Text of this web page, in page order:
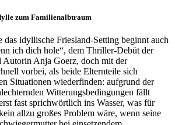
zum Familienalbtraum
idyllische Friesland-Setting beginnt auch
ich dich hole“, dem Thriller-Debüt der
Autorin Anja Goerz, doch mit der
vorbei, als beide Elternteile sich
Situationen wiederfinden: aufgrund der
Witterungsbedingungen fällt
fast sprichwörtlich ins Wasser, was für
allzu großes Problem wäre, wenn seine